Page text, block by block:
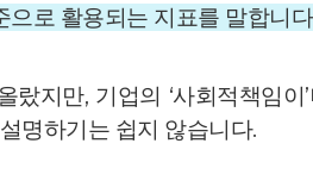
로 활용되는 지표를 말합니
지만, 기업의 ‘사회적책임이’
명하기는 쉽지 않습니다.